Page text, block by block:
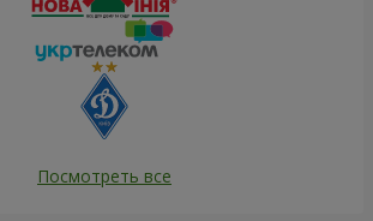
Посмотреть все